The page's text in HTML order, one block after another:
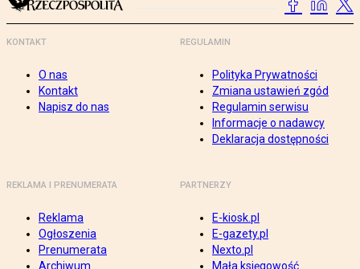
KONTAKT
O nas
Kontakt
Napisz do nas
REGULAMIN
Polityka Prywatności
Zmiana ustawień zgód
Regulamin serwisu
Informacje o nadawcy
Deklaracja dostępności
REKLAMA I PRENUMERATA
Reklama
Ogłoszenia
Prenumerata
Archiwum
PARTNERZY
E-kiosk.pl
E-gazety.pl
Nexto.pl
Mała księgowość